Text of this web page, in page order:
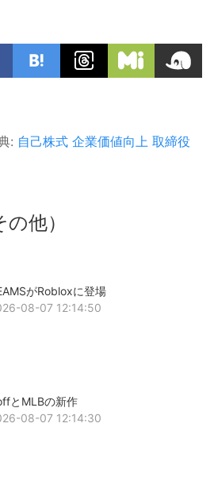
: 自己株式 企業価値向上 取締役
他）
がRobloxに登場
08-07 12:14:50
とMLBの新作
08-07 12:14:30